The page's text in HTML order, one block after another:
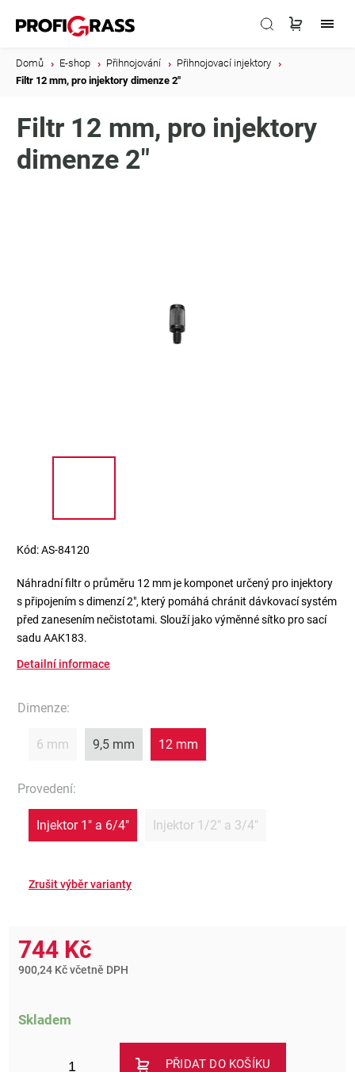
Domů E-shop Přihnojování Přihnojovací injektory
Filtr 12 mm, pro injektory dimenze 2"
Filtr 12 mm, pro injektory
dimenze 2"
Kód:AS-84120
Náhradní filtr o průměru 12 mm je komponet určený pro injektory
s připojením s dimenzí 2", který pomáhá chránit dávkovací systém
před zanesením nečistotami. Slouží jako výměnné sítko pro sací
sadu AAK183.
Detailní informace
Dimenze:
6 mm 9,5 mm 12 mm
Provedení:
Injektor 1" a 6/4" Injektor 1/2" a 3/4"
744 Kč
900,24 Kč včetně DPH
Skladem
PŘIDAT DO KOŠÍKU